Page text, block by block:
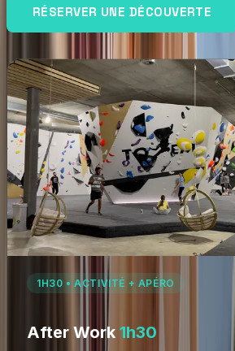
RÉSERVER UNE DÉCOUVERTE
1H30 • ACTIVITÉ + APÉRO
After Work 1h30